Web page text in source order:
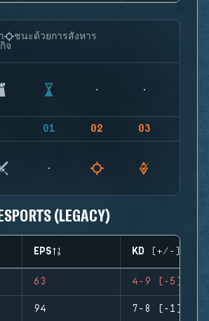
ชนะด้วยการสังหาร
จ
01 02 03
(LEGACY)
EPS KD (+/-)
63 4-9 (-5)
94 7-8 (-1)